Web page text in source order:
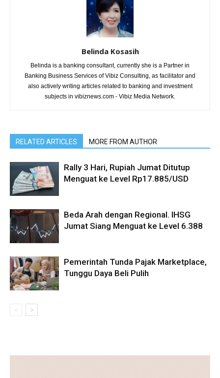
Belinda Kosasih
Belinda is a banking consultant, currently she is a Partner in
Banking Business Services of Vibiz Consulting, as facilitator and
also actively writing articles related to banking and investment
subjects in vibiznews.com - Vibiz Media Network.
RELATED ARTICLES MORE FROM AUTHOR
Rally 3 Hari, Rupiah Jumat Ditutup
Menguat ke Level Rp17.885/USD
Beda Arah dengan Regional. IHSG
Jumat Siang Menguat ke Level 6.388
Pemerintah Tunda Pajak Marketplace,
Tunggu Daya Beli Pulih